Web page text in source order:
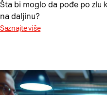
Šta bi moglo da pođe po zlu
na daljinu?
Saznajte više